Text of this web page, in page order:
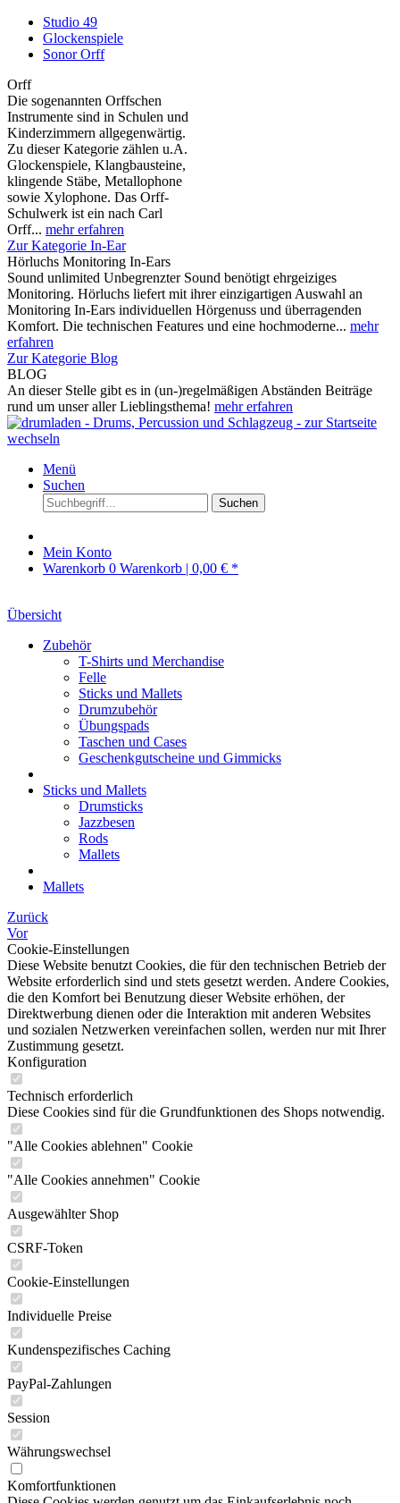
Studio 49
Glockenspiele
Sonor Orff
Orff
Die sogenannten Orffschen
Instrumente sind in Schulen und
Kinderzimmern allgegenwärtig.
Zu dieser Kategorie zählen u.A.
Glockenspiele, Klangbausteine,
klingende Stäbe, Metallophone
sowie Xylophone. Das Orff-
Schulwerk ist ein nach Carl
Orff... mehr erfahren
Zur Kategorie In-Ear
Hörluchs Monitoring In-Ears
Sound unlimited Unbegrenzter Sound benötigt ehrgeiziges
Monitoring. Hörluchs liefert mit ihrer einzigartigen Auswahl an
Monitoring In-Ears individuellen Hörgenuss und überragenden
Komfort. Die technischen Features und eine hochmoderne... mehr
erfahren
Zur Kategorie Blog
BLOG
An dieser Stelle gibt es in (un-)regelmäßigen Abständen Beiträge
rund um unser aller Lieblingsthema! mehr erfahren
Menü
Suchen
Suchen
Mein Konto
Warenkorb 0 Warenkorb | 0,00 € *
Übersicht
Zubehör
T-Shirts und Merchandise
Felle
Sticks und Mallets
Drumzubehör
Übungspads
Taschen und Cases
Geschenkgutscheine und Gimmicks
Sticks und Mallets
Drumsticks
Jazzbesen
Rods
Mallets
Mallets
Zurück
Vor
Cookie-Einstellungen
Diese Website benutzt Cookies, die für den technischen Betrieb der
Website erforderlich sind und stets gesetzt werden. Andere Cookies,
die den Komfort bei Benutzung dieser Website erhöhen, der
Direktwerbung dienen oder die Interaktion mit anderen Websites
und sozialen Netzwerken vereinfachen sollen, werden nur mit Ihrer
Zustimmung gesetzt.
Konfiguration
Technisch erforderlich
Diese Cookies sind für die Grundfunktionen des Shops notwendig.
"Alle Cookies ablehnen" Cookie
"Alle Cookies annehmen" Cookie
Ausgewählter Shop
CSRF-Token
Cookie-Einstellungen
Individuelle Preise
Kundenspezifisches Caching
PayPal-Zahlungen
Session
Währungswechsel
Komfortfunktionen